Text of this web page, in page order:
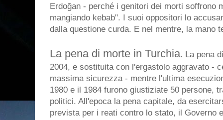
Erdoğan - perché i genitori dei morti soffrono
mangiando kebab". I suoi oppositori lo
dalla questione curda. E nel mentre, la mano
La pena di morte in Turchia. La pena
2004, e sostituita con l'ergastolo aggravato -
massima sicurezza - mentre l'ultima
1980 e il 1984 furono giustiziate 50 persone,
politici. All'epoca la pena capitale, da
prevista per i reati contro lo stato, il Governo